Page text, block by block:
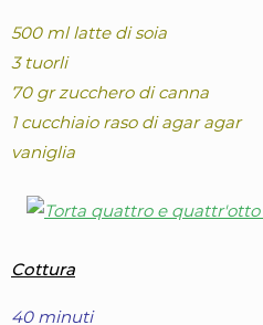
500 ml latte di soia
3 tuorli
70 gr zucchero di canna
1 cucchiaio raso di agar agar
vaniglia
Cottura
40 minuti